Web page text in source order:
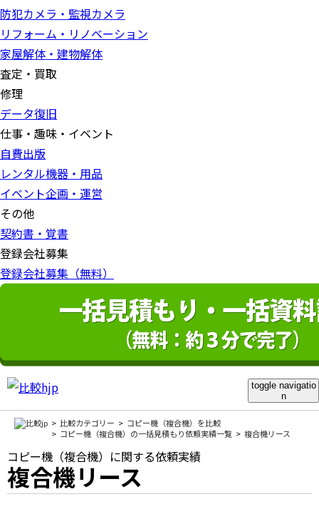
防犯カメラ・監視カメラ
リフォーム・リノベーション
家屋解体・建物解体
査定・買取
修理
データ復旧
仕事・趣味・イベント
自費出版
レンタル機器・用品
イベント企画・運営
その他
契約書・覚書
登録会社募集
登録会社募集（無料）
toggle navigatio
n
比較カテゴリー
コピー機（複合機）を比較
コピー機（複合機）の一括見積もり依頼実績一覧
複合機リース
コピー機（複合機）に関する依頼実績
複合機リース